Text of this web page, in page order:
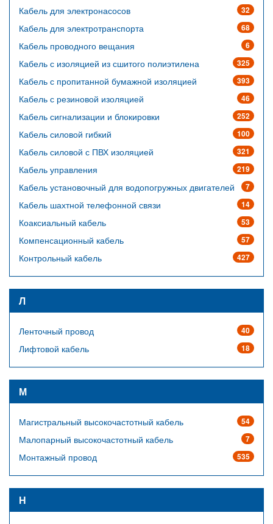
32
Кабель для электронасосов
68
Кабель для электротранспорта
6
Кабель проводного вещания
325
Кабель с изоляцией из сшитого полиэтилена
393
Кабель с пропитанной бумажной изоляцией
46
Кабель с резиновой изоляцией
252
Кабель сигнализации и блокировки
100
Кабель силовой гибкий
321
Кабель силовой с ПВХ изоляцией
219
Кабель управления
7
Кабель установочный для водопогружных двигателей
14
Кабель шахтной телефонной связи
53
Коаксиальный кабель
57
Компенсационный кабель
427
Контрольный кабель
Л
40
Ленточный провод
18
Лифтовой кабель
М
54
Магистральный высокочастотный кабель
7
Малопарный высокочастотный кабель
535
Монтажный провод
Н